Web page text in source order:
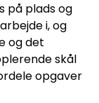
på plads og
i, og
og det
skål
opgaver